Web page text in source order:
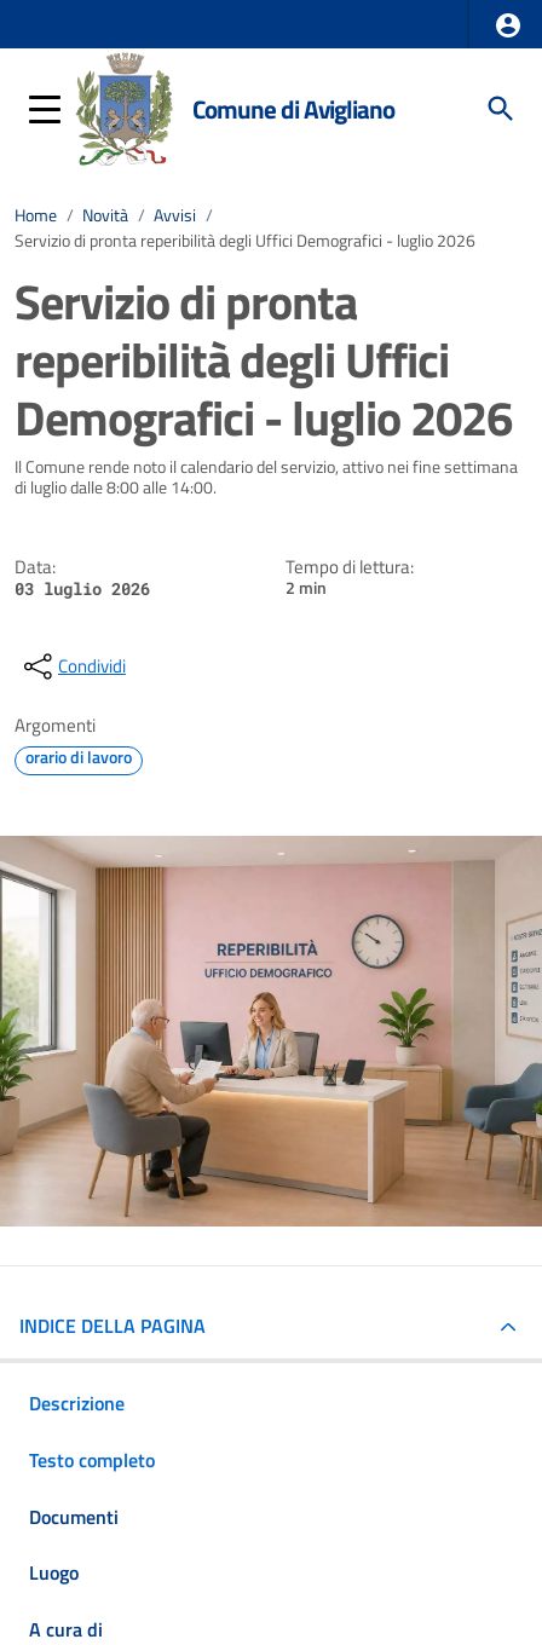
Comune di Avigliano
Home / Novità / Avvisi /
Servizio di pronta reperibilità degli Uffici Demografici - luglio 2026
Servizio di pronta
reperibilità degli Uffici
Demografici - luglio 2026
Dettagli della notizia
Il Comune rende noto il calendario del servizio, attivo nei fine settimana
di luglio dalle 8:00 alle 14:00.
Data:
03 luglio 2026
Tempo di lettura:
2 min
Condividi
Argomenti
orario di lavoro
INDICE DELLA PAGINA
Descrizione
Testo completo
Documenti
Luogo
A cura di